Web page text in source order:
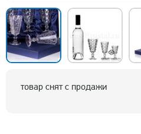
товар снят с продажи